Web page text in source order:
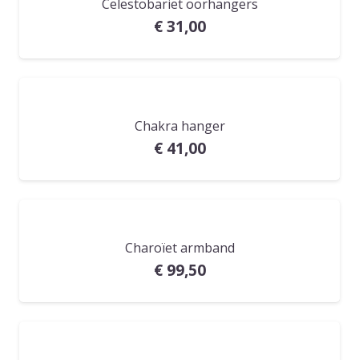
Celestobariet oorhangers
€31,00
Chakra hanger
€41,00
Charoïet armband
€99,50